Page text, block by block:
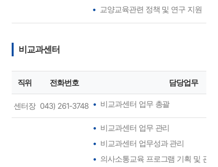
교양교육관련 정책 및 연구 지원
비교과센터
직위 전화번호 담당업무
센터장 043) 261-3748 비교과센터 업무 총괄
비교과센터 업무 관리
비교과센터 업무성과 관리
의사소통교육 프로그램 기획 및 관리